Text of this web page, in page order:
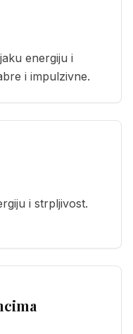
energiju i
i impulzivne.
i strpljivost.